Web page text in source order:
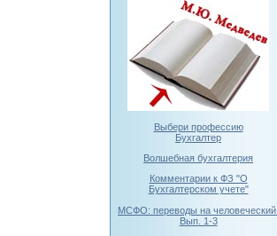
Выбери профессию
Бухгалтер
Волшебная бухгалтерия
Комментарии к ФЗ "О
Бухгалтерском учете"
МСФО: переводы на человеческий.
Вып. 1-3